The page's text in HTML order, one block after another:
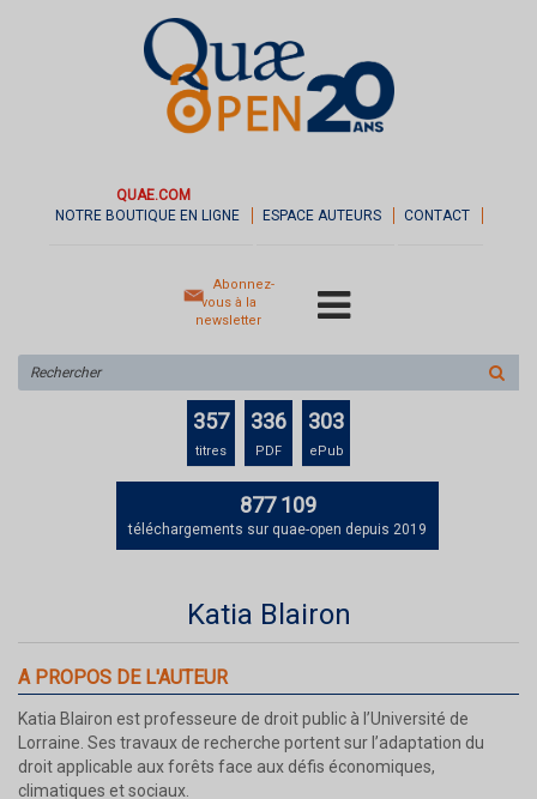
QUAE.COM
NOTRE BOUTIQUE EN LIGNE
ESPACE AUTEURS CONTACT
Abonnez-
vous à la
newsletter
sur
le
357
titres
336
PDF
303
ePub
877 109
téléchargements sur quae-open depuis 2019
Katia Blairon
A PROPOS DE L'AUTEUR
Katia Blairon est professeure de droit public à l’Université de
Lorraine. Ses travaux de recherche portent sur l’adaptation du
droit applicable aux forêts face aux défis économiques,
climatiques et sociaux.